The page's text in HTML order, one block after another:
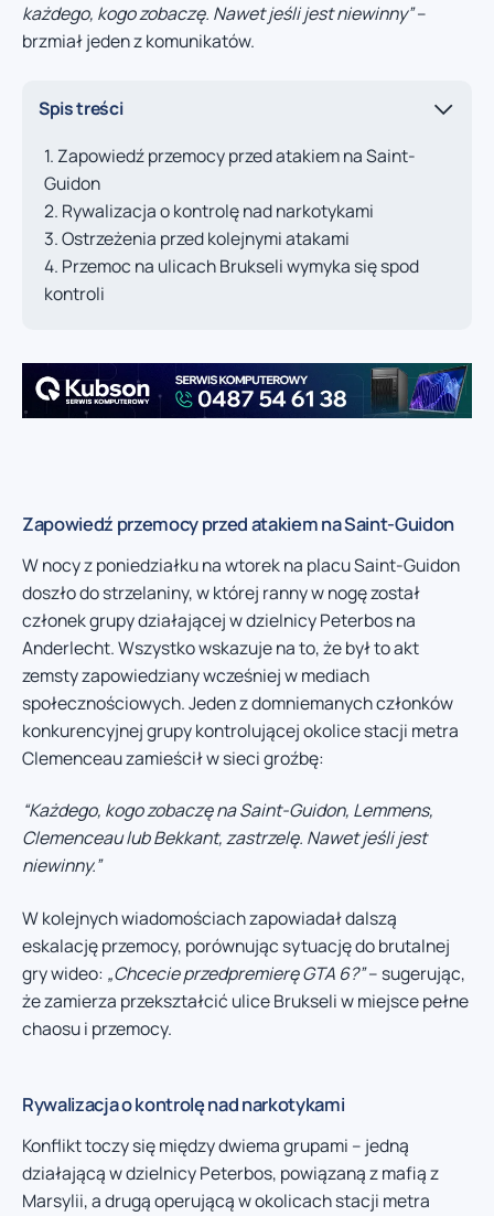
każdego, kogo zobaczę. Nawet jeśli jest niewinny”–
brzmiał jeden z komunikatów.
Spis treści
Zapowiedź przemocy przed atakiem na Saint-
Guidon
Rywalizacja o kontrolę nad narkotykami
Ostrzeżenia przed kolejnymi atakami
Przemoc na ulicach Brukseli wymyka się spod
kontroli
Zapowiedź przemocy przed atakiem na Saint-Guidon
W nocy z poniedziałku na wtorek na placu Saint-Guidon
doszło do strzelaniny, w której ranny w nogę został
członek grupy działającej w dzielnicy Peterbos na
Anderlecht. Wszystko wskazuje na to, że był to akt
zemsty zapowiedziany wcześniej w mediach
społecznościowych. Jeden z domniemanych członków
konkurencyjnej grupy kontrolującej okolice stacji metra
Clemenceau zamieścił w sieci groźbę:
“Każdego, kogo zobaczę na Saint-Guidon, Lemmens,
Clemenceau lub Bekkant, zastrzelę. Nawet jeśli jest
niewinny.”
W kolejnych wiadomościach zapowiadał dalszą
eskalację przemocy, porównując sytuację do brutalnej
gry wideo: „Chcecie przedpremierę GTA 6?”– sugerując,
że zamierza przekształcić ulice Brukseli w miejsce pełne
chaosu i przemocy.
Rywalizacja o kontrolę nad narkotykami
Konflikt toczy się między dwiema grupami – jedną
działającą w dzielnicy Peterbos, powiązaną z mafią z
Marsylii, a drugą operującą w okolicach stacji metra